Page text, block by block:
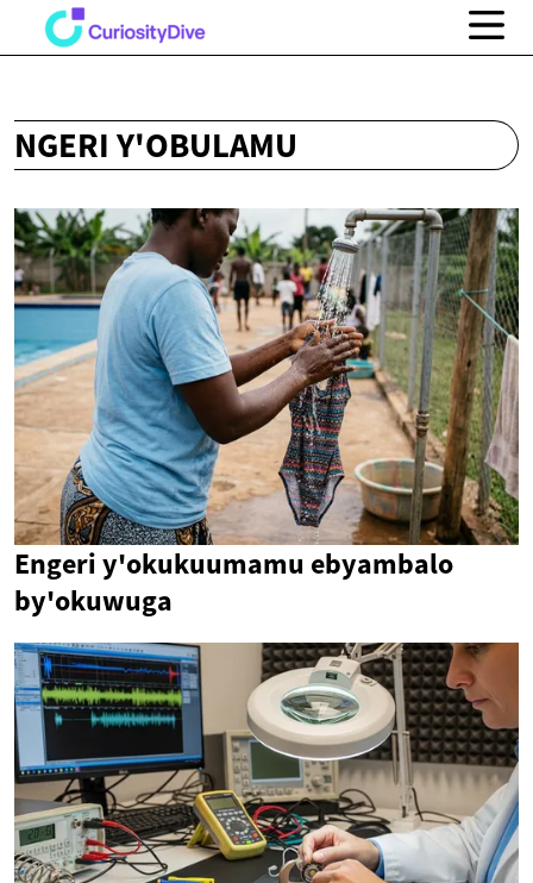
NGERI Y'OBULAMU
Engeri y'okukuumamu ebyambalo
by'okuwuga